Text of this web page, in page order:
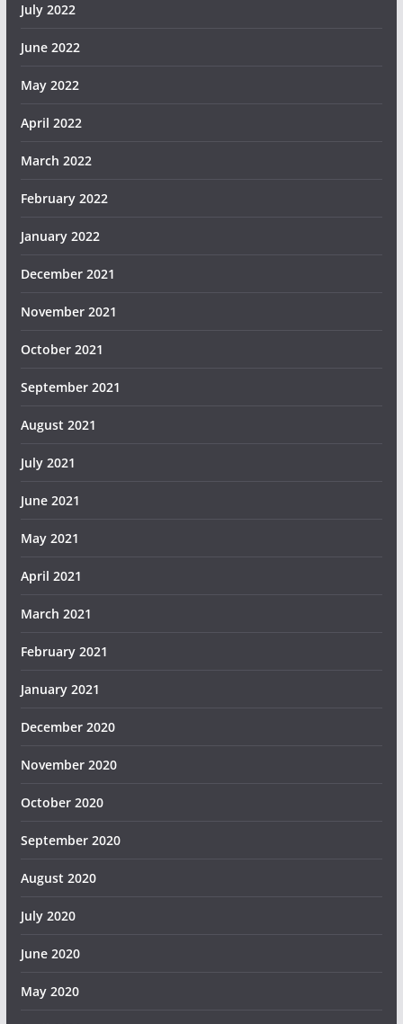
July 2022
June 2022
May 2022
April 2022
March 2022
February 2022
January 2022
December 2021
November 2021
October 2021
September 2021
August 2021
July 2021
June 2021
May 2021
April 2021
March 2021
February 2021
January 2021
December 2020
November 2020
October 2020
September 2020
August 2020
July 2020
June 2020
May 2020